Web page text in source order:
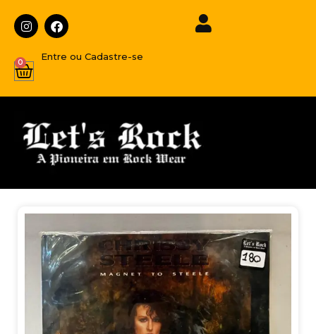
Entre ou Cadastre-se
0